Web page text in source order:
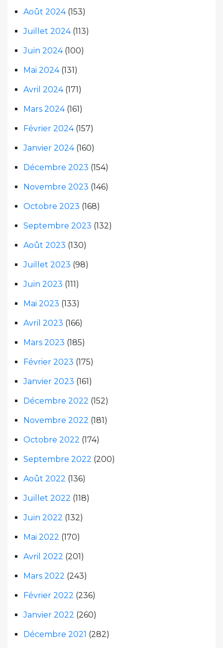
Août 2024(153)
Juillet 2024(113)
Juin 2024(100)
Mai 2024(131)
Avril 2024(171)
Mars 2024(161)
Février 2024(157)
Janvier 2024(160)
Décembre 2023 (154)
Novembre 2023 (146)
Octobre 2023 (168)
Septembre 2023 (132)
Août 2023 (130)
Juillet 2023 (98)
Juin 2023 (111)
Mai 2023 (133)
Avril 2023 (166)
Mars 2023 (185)
Février 2023 (175)
Janvier 2023 (161)
Décembre 2022 (152)
Novembre 2022 (181)
Octobre 2022 (174)
Septembre 2022 (200)
Août 2022 (136)
Juillet 2022 (118)
Juin 2022 (132)
Mai 2022 (170)
Avril 2022 (201)
Mars 2022 (243)
Février 2022 (236)
Janvier 2022 (260)
Décembre 2021 (282)